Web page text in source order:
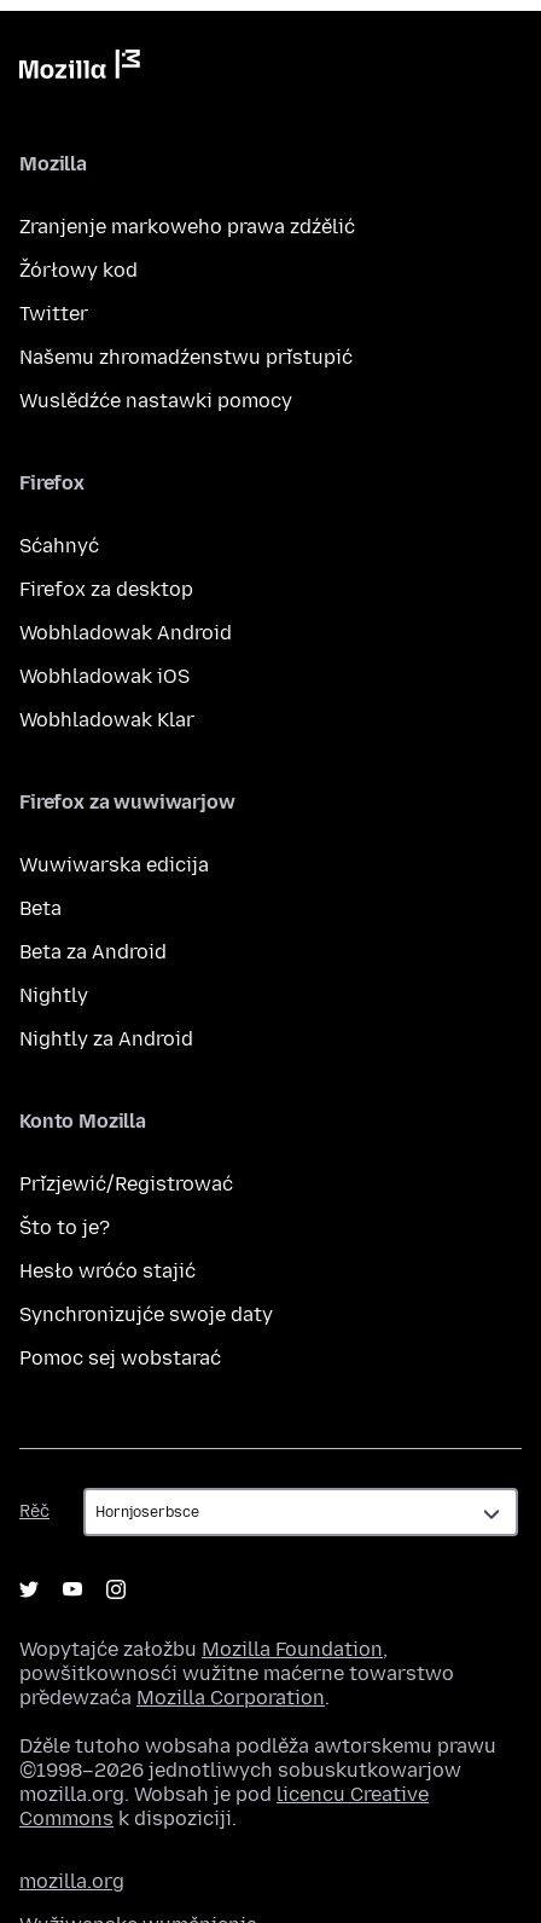
Mozilla
Zranjenje markoweho prawa zdźělić
Žórłowy kod
Twitter
Našemu zhromadźenstwu přistupić
Wuslědźće nastawki pomocy
Firefox
Sćahnyć
Firefox za desktop
Wobhladowak Android
Wobhladowak iOS
Wobhladowak Klar
Firefox za wuwiwarjow
Wuwiwarska edicija
Beta
Beta za Android
Nightly
Nightly za Android
Konto Mozilla
Přizjewić/Registrować
Što to je?
Hesło wróćo stajić
Synchronizujće swoje daty
Pomoc sej wobstarać
Rěč
Rěč
Wopytajće załožbu Mozilla Foundation,
powšitkownosći wužitne maćerne towarstwo
předewzaća Mozilla Corporation.
Dźěle tutoho wobsaha podlěža awtorskemu prawu
©1998–2026 jednotliwych sobuskutkowarjow
mozilla.org. Wobsah je pod licencu Creative
Commons k dispoziciji.
mozilla.org